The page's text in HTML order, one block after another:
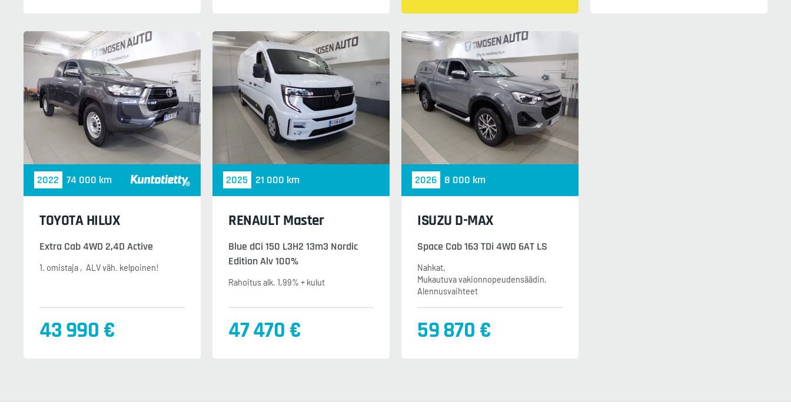
2022 74 000 km
TOYOTA HILUX
Extra Cab 4WD 2,4D Active
1. omistaja ALV väh. kelpoinen!
43 990 €
2025 21 000 km
RENAULT Master
Blue dCi 150 L3H2 13m3 Nordic
Edition Alv 100%
Rahoitus alk. 1,99% + kulut
47 470 €
2026 8 000 km
ISUZU D-MAX
Space Cab 163 TDi 4WD 6AT LS
Nahkat
Mukautuva vakionnopeudensäädin
Alennusvaihteet
59 870 €